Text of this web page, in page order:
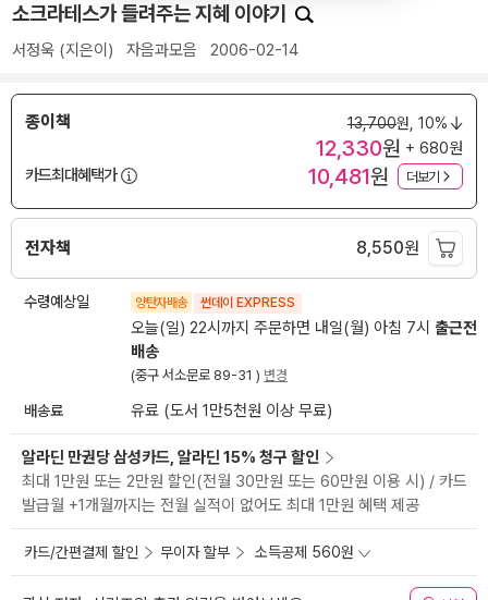
소크라테스가 들려주는 지혜 이야기
서정욱 (지은이) 자음과모음 2006-02-14
종이책 13,700원, 10%
12,330원 + 680원
카드최대혜택가
10,481원 더보기
전자책 8,550원
수령예상일 양탄자배송 썬데이 EXPRESS
오늘(일) 22시까지 주문하면 내일(월) 아침 7시 출근전
배송
(중구 서소문로 89-31 ) 변경
배송료 유료 (도서 1만5천원 이상 무료)
알라딘 만권당 삼성카드, 알라딘 15% 청구 할인
최대 1만원 또는 2만원 할인(전월 30만원 또는 60만원 이용 시) / 카드
발급월 +1개월까지는 전월 실적이 없어도 최대 1만원 혜택 제공
카드/간편결제 할인 무이자 할부 소득공제 560원